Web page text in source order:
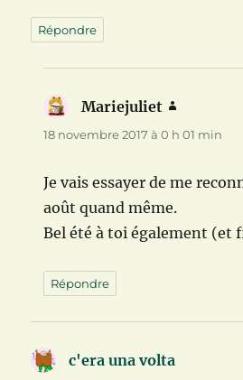
Répondre
Mariejuliet
18 novembre 2017 à 0 h 01 min
Je vais essayer de me
août quand même.
Bel été à toi également (et
Répondre
c'era una volta